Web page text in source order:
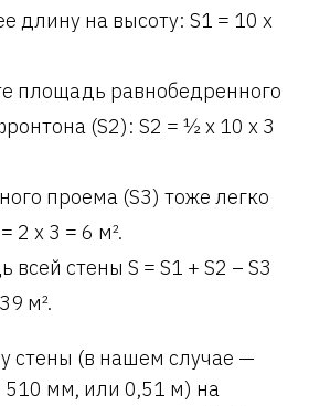
длину на высоту: S1 = 10 х
площадь равнобедренного
(S2): S2 = ½ х 10 х 3
проема (S3) тоже легко
2 х 3 = 6 м².
стены S = S1 + S2 – S3
м².
стены (в нашем случае —
510 мм, или 0,51 м) на